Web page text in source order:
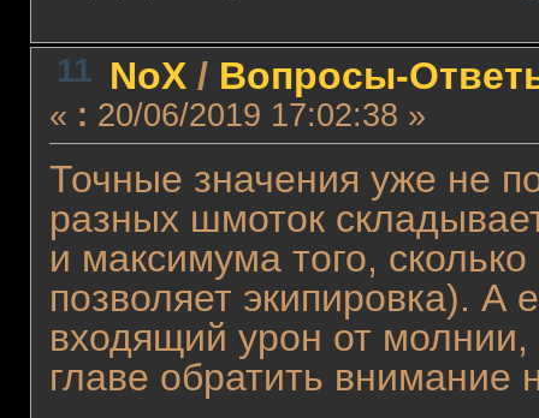
11 NoX/ Вопросы-
« : 20/06/2019 17:02:38 »
Точные значения уже не
разных шмоток
и максимума того,
позволяет экипировка). А
входящий урон от
главе обратить внимание